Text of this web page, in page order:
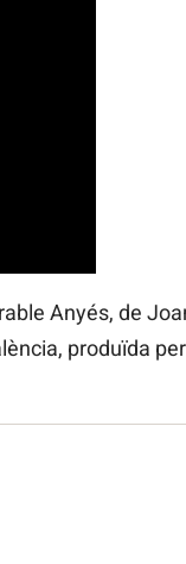
Anyés, de
produïda